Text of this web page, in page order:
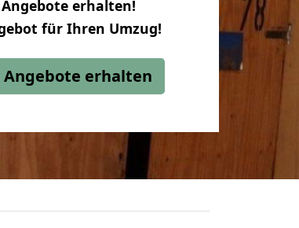
erhalten!
für Ihren Umzug!
erhalten